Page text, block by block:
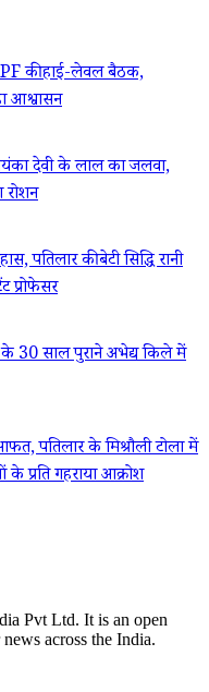
की हाई-लेवल बैठक,
आश्वासन
देवी के लाल का जलवा,
रोशन
पतिलार की बेटी सिद्धि रानी
प्रोफेसर
के 30 साल पुराने अभेद्य किले में
पतिलार के मिश्रौली टोला में
के प्रति गहराया आक्रोश
Pvt Ltd. It is an open
across the India.